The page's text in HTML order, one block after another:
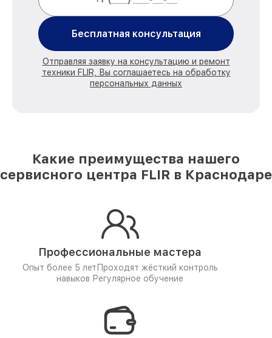
Бесплатная консультация
Отправляя заявку на консультацию и ремонт
техники FLIR, Вы соглашаетесь на обработку
персональных данных
Какие преимущества нашего
сервисного центра FLIR в Краснодаре
Профессиональные мастера
Опыт более 5 лет Проходят жёсткий контроль
навыков Регулярное обучение